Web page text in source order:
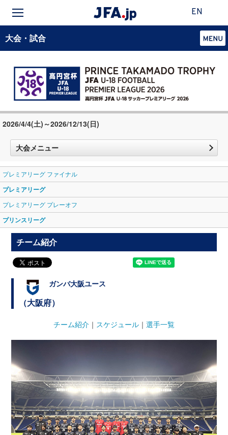
EN
大会・試合
2026/4/4(土)～2026/12/13(日)
大会メニュー
プレミアリーグ ファイナル
プレミアリーグ
プレミアリーグ プレーオフ
プリンスリーグ
チーム紹介
ガンバ大阪ユース
（大阪府）
チーム紹介 ｜ スケジュール ｜ 選手一覧